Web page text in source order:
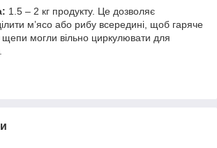
1.5 – 2 кг продукту. Це дозволяє
м’ясо або рибу всередині, щоб гаряче
щепи могли вільно циркулювати для